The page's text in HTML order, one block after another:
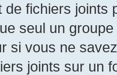
de fichiers
seul un
si vous ne
joints sur un